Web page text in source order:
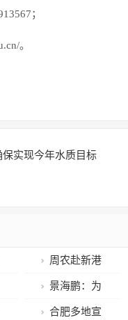
；
。
实现今年水质目标
周农赴新港
区开展专题调
研
景海鹏：为
四上太空每晚
合肥多地宣